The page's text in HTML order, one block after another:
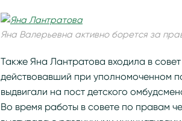
Яна Валерьевна активно борется за
Также Яна Лантратова входила в
действовавший при уполномоченном
выдвигали на пост детского
Во время работы в совете по правам